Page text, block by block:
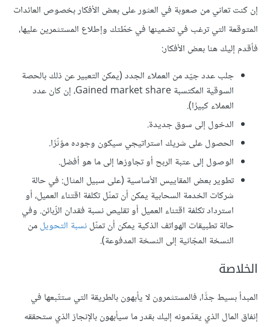
إن كنت تعاني من صعوبة في العثور على بعض اﻷفكار بخصوص العائدات
المتوقعة التي ترغب في تضمينها في خطّتك وإطلاع المستثمرين عليها،
فأقدم إليك هنا بعض اﻷفكار:
جلب عدد جيّد من العملاء الجدد (يمكن التعبير عن ذلك بالحصة
السوقية المكتسبة Gained market share، إن كان عدد
العملاء كبيرًا).
الدخول إلى سوق جديدة.
الحصول على شريك استراتيجي سيكون وجوده مؤثّرًا.
الوصول إلى عتبة الربح أو تجاوزها إلى ما هو أفضل.
تطوير بعض المقاييس الأساسية (على سبيل المثال: في حالة
شركات الخدمة السحابية يمكن أن تمثّل تكلفة اقتناء العميل، أو
استرداد تكلفة اقتناء العميل أو تقليص نسبة فقدان الزّبائن. وفي
حالة تطبيقات الهواتف الذكية يمكن أن تمثّلنسبة التحويلمن
النسخة المجّانية إلى النسخة المدفوعة).
الخلاصة
المبدأ بسيط جدًّا، فالمستثمرون لا يأبهون بالطريقة التي ستتّبعها في
إنفاق المال الذي يقدّمونه إليك بقدر ما سيأبهون باﻹنجاز الذي ستحققه